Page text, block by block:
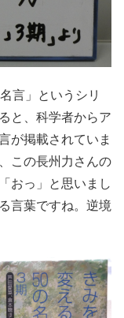
言」というシリ
と、科学者からア
が掲載されていま
この長州力さんの
おっ」と思いまし
言葉ですね。逆境